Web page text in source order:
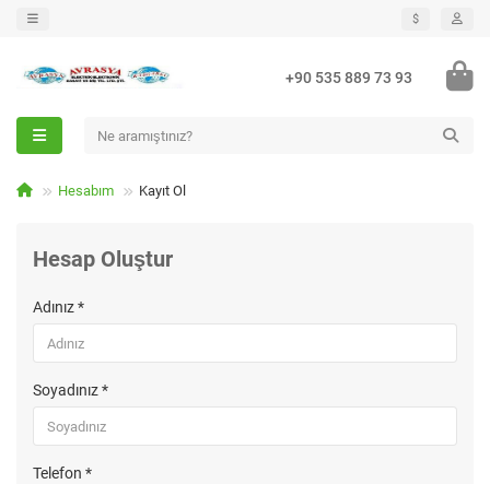
$
+90 535 889 73 93
Hesabım Kayıt Ol
Hesap Oluştur
Adınız *
Soyadınız *
Telefon *